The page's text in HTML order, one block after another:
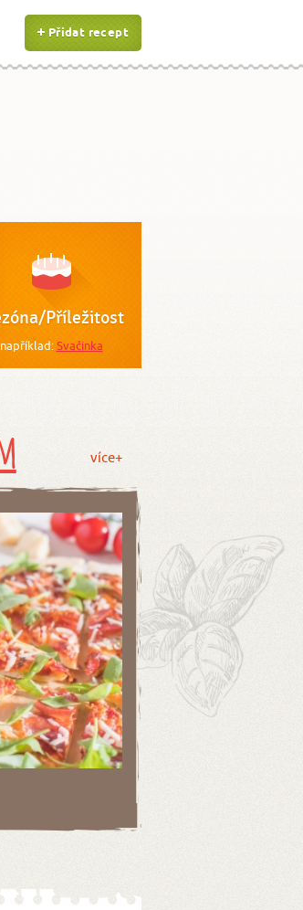
Přidat recept
Příležitost
například:Svačinka
více+